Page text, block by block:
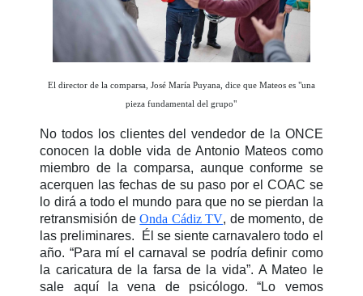
El director de la comparsa, José María Puyana, dice que Mateos es "una
pieza fundamental del grupo"
No todos los clientes del vendedor de la ONCE
conocen la doble vida de Antonio Mateos como
miembro de la comparsa, aunque conforme se
acerquen las fechas de su paso por el COAC se
lo dirá a todo el mundo para que no se pierdan la
retransmisión deOnda Cádiz TV, de momento, de
las preliminares. Él se siente carnavalero todo el
año. “Para mí el carnaval se podría definir como
la caricatura de la farsa de la vida”. A Mateo le
sale aquí la vena de psicólogo. “Lo vemos